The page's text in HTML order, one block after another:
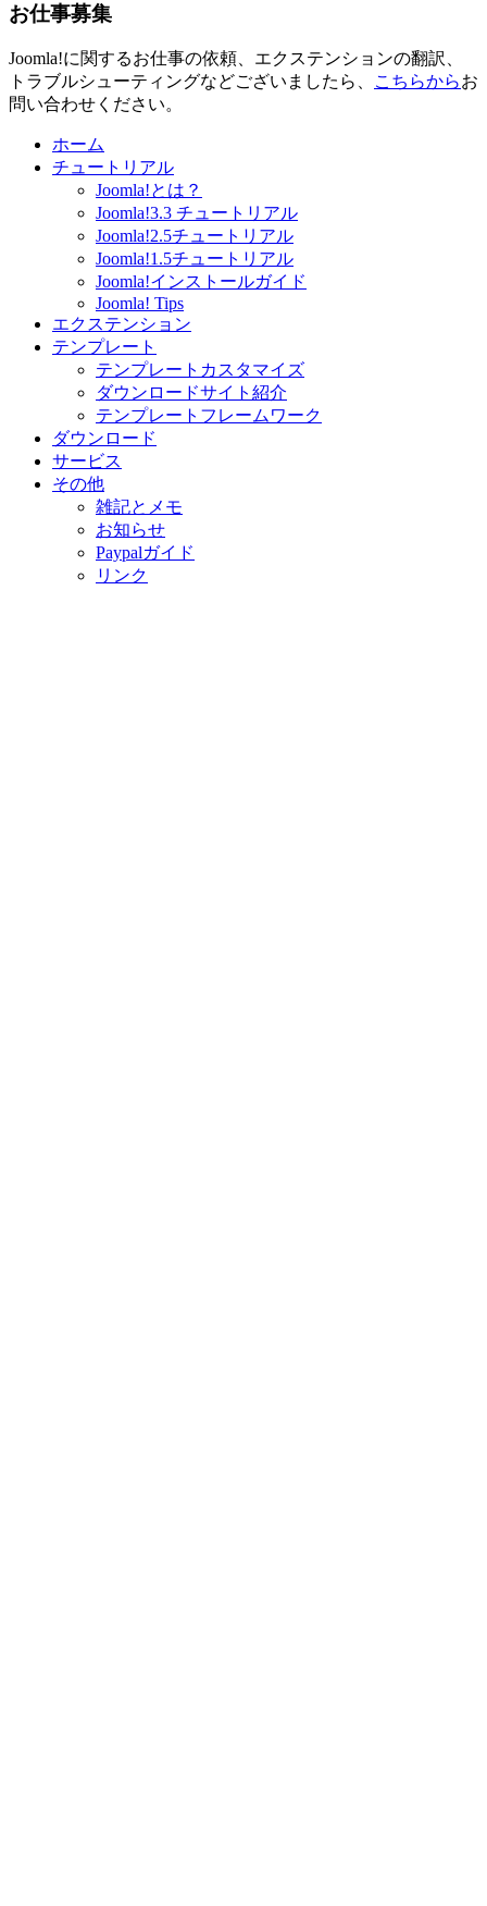
お仕事募集
Joomla!に関するお仕事の依頼、エクステンションの翻訳、
トラブルシューティングなどございましたら、
こちらからお
問い合わせください。
ホーム
チュートリアル
Joomla!とは？
Joomla!3.3 チュートリアル
Joomla!2.5チュートリアル
Joomla!1.5チュートリアル
Joomla!インストールガイド
Joomla! Tips
エクステンション
テンプレート
テンプレートカスタマイズ
ダウンロードサイト紹介
テンプレートフレームワーク
ダウンロード
サービス
その他
雑記とメモ
お知らせ
Paypalガイド
リンク